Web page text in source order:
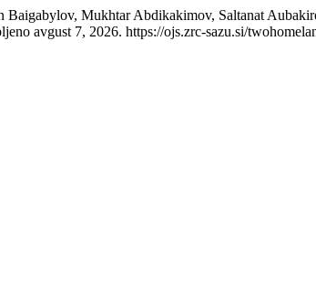
Baigabylov, Mukhtar Abdikakimov, Saltanat
avgust 7, 2026. https://ojs.zrc-sazu.si/